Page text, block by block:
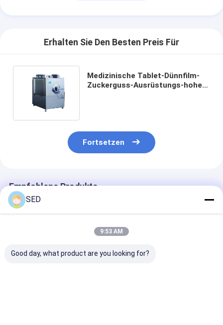
Erhalten Sie Den Besten Preis Für
Medizinische Tablet-Dünnfilm-
Zuckerguss-Ausrüstungs-hohe
Fortsetzen
Empfohlene Produkte
SED
9:53 AM
Good day, what product are you looking for?